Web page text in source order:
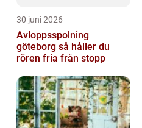
30 juni 2026
Avloppsspolning
göteborg så håller du
rören fria från stopp